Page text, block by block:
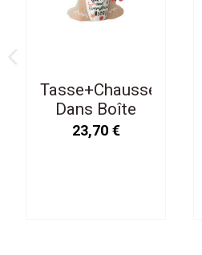
Tasse+Chaussettes
Dans Boîte
Cadeau
23,70 €